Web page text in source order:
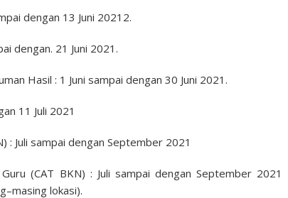
dengan 13 Juni 2021 2.
dengan. 21 Juni 2021.
Hasil : 1 Juni sampai dengan 30 Juni 2021.
11 Juli 2021
: Juli sampai dengan September 2021
(CAT BKN) : Juli sampai dengan September 2021
–masing lokasi).